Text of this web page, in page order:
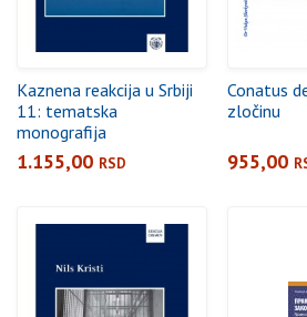
Kaznena reakcija u Srbiji
11: tematska
monografija
1.155,00 RSD
Conatus
zločinu
955,00